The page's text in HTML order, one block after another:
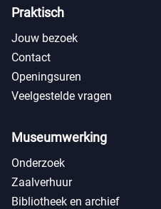
Praktisch
Jouw bezoek
Contact
Openingsuren
Veelgestelde vragen
Museumwerking
Onderzoek
Zaalverhuur
Bibliotheek en archief